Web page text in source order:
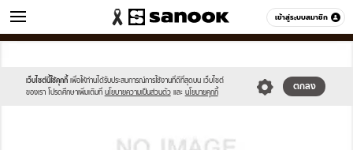
เข้าสู่ระบบสมาชิก
ข่าว หมวดอื่นๆ
เว็บไซต์นี้ใช้คุกกี้ เพื่อให้ท่านได้รับประสบการณ์การใช้งานที่ดีที่สุดบน เว็บไซต์
ของเรา โปรดศึกษาเพิ่มเติมที่ นโยบายความเป็นส่วนตัว และ นโยบายคุกกี้
ตกลง
sanook.png
image.jpg